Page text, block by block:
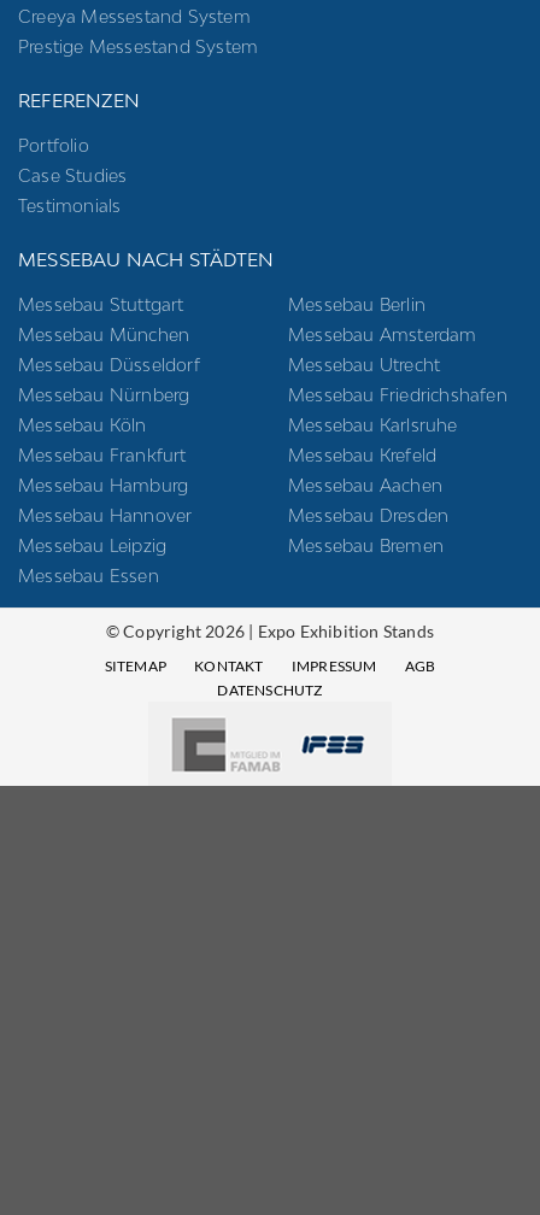
Creeya Messestand System
Prestige Messestand System
REFERENZEN
Portfolio
Case Studies
Testimonials
MESSEBAU NACH STÄDTEN
Messebau Stuttgart
Messebau München
Messebau Düsseldorf
Messebau Nürnberg
Messebau Köln
Messebau Frankfurt
Messebau Hamburg
Messebau Hannover
Messebau Leipzig
Messebau Essen
Messebau Berlin
Messebau Amsterdam
Messebau Utrecht
Messebau Friedrichshafen
Messebau Karlsruhe
Messebau Krefeld
Messebau Aachen
Messebau Dresden
Messebau Bremen
© Copyright 2026 | Expo Exhibition Stands
SITEMAP KONTAKT IMPRESSUM
AGB
DATENSCHUTZ